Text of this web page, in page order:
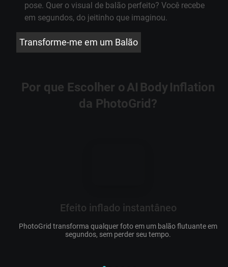
pose. Quer o visual de balão perfeito? Você recebe
em segundos, do jeitinho que imaginou.
Transforme‑me em um Balão
Por que Escolher o AI Body Inflation
da PhotoGrid?
Efeito inflado instantâneo
PhotoGrid transforma qualquer foto em um balão flutuante em
segundos, sem perder seu tempo.